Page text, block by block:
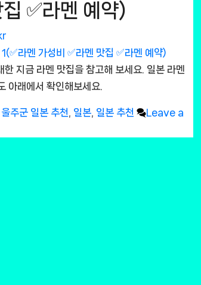
✅라멘 예약)
지금 라멘 맛집을 참고해 보세요. 일본 라멘
아래에서 확인해보세요.
울주군 일본 추천 일본 일본 추천
Leave a